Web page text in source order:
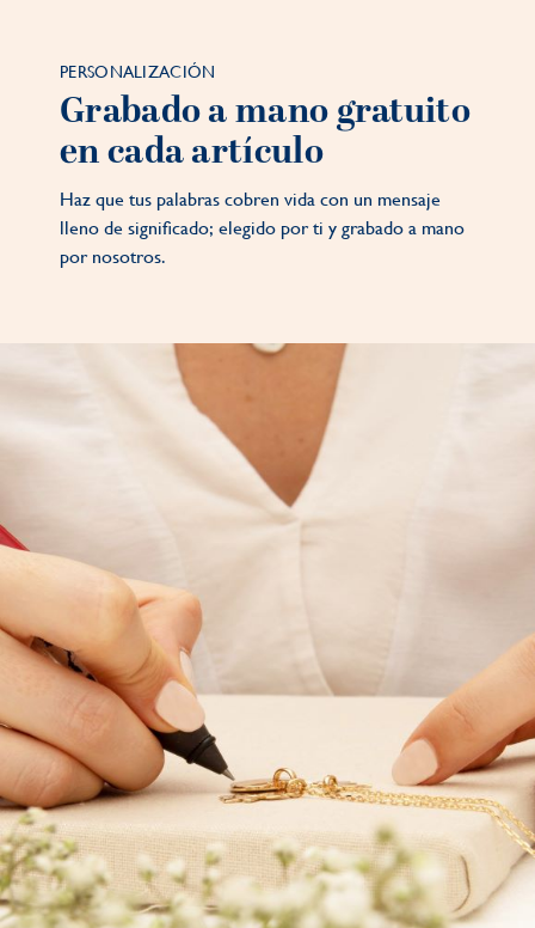
PERSONALIZACIÓN
Grabado a mano gratuito
en cada artículo
Haz que tus palabras cobren vida con un mensaje
lleno de significado; elegido por ti y grabado a mano
por nosotros.